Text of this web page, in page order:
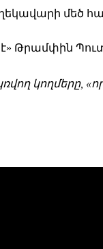
մեծ
Թրամփին
կողմերը,